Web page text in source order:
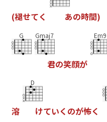
(褪せてく あの時間)
G Gmaj7
君の笑顔が
Em9
溶
D
けていく のが怖く